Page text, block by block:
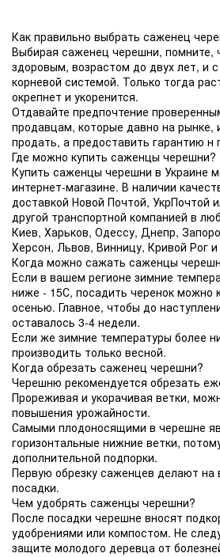
Как правильно выбрать саженец
Выбирая саженец черешни, помните,
здоровым, возрастом до двух лет, и
корневой системой. Только тогда
окрепнет и укоренится.
Отдавайте предпочтение
продавцам, которые давно на рынке,
продать, а предоставить гарантию н
Где можно купить саженцы черешни?
Купить саженцы черешни в Украине
интернет-магазине. В наличии
доставкой Новой Почтой, УкрПочтой
другой транспортной компанией в
Киев, Харьков, Одессу, Днепр,
Херсон, Львов, Винницу, Кривой Рог
Когда можно сажать саженцы
Если в вашем регионе зимние
ниже - 15С, посадить черенок можно
осенью. Главное, чтобы до
оставалось 3-4 недели.
Если же зимние температуры более
производить только весной.
Когда обрезать саженец черешни?
Черешню рекомендуется обрезать
Прореживая и укорачивая ветки,
повышения урожайности.
Самыми плодоносящими в черешне
горизонтальные нижние ветки,
дополнительной подпорки.
Первую обрезку саженцев делают на
посадки.
Чем удобрять саженцы черешни?
После посадки черешне вносят
удобрениями или компостом. Не
защите молодого деревца от